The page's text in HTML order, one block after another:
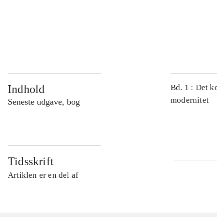
Indhold
Seneste udgave, bog
Bd. 1 : Det
modernitet
Tidsskrift
Artiklen er en del af